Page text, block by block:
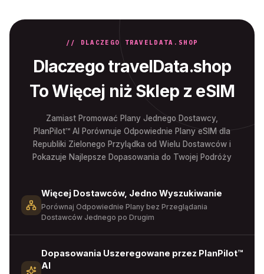
// DLACZEGO TRAVELDATA.SHOP
Dlaczego travelData.shop
To Więcej niż Sklep z eSIM
Zamiast Promować Plany Jednego Dostawcy,
PlanPilot™ AI Porównuje Odpowiednie Plany eSIM dla
Republiki Zielonego Przylądka od Wielu Dostawców i
Pokazuje Najlepsze Dopasowania do Twojej Podróży
Więcej Dostawców, Jedno Wyszukiwanie
Porównaj Odpowiednie Plany bez Przeglądania
Dostawców Jednego po Drugim
Dopasowania Uszeregowane przez PlanPilot™
AI